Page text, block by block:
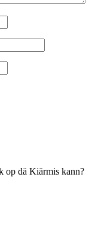
op dä Kiärmis kann?